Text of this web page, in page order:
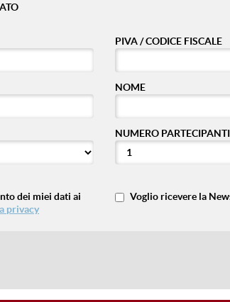
PIVA / CODICE FISCALE
NOME
NUMERO PARTECIPANTI
dei miei dati ai
privacy
Voglio ricevere la